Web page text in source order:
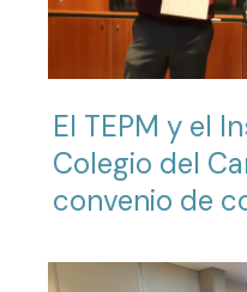
El TEPM y el
Colegio del
convenio de